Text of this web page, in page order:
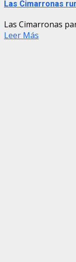
Las Cimarronas
Las Cimarronas
Leer Más